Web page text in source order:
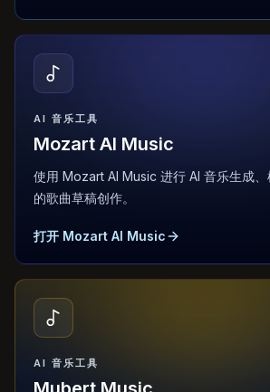
AI 音乐工具
Mozart AI Music
使用 Mozart AI Music 进行 AI 音乐生成
的歌曲草稿创作。
打开 Mozart AI Music
AI 音乐工具